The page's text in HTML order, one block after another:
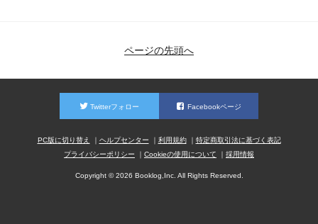
ページの先頭へ
Twitterフォロー Facebookページ
PC版に切り替え ヘルプセンター 利用規約
特定商取引法に基づく表記
プライバシーポリシー
Cookieの使用について 採用情報
Copyright © 2026 Booklog,Inc. All Rights Reserved.